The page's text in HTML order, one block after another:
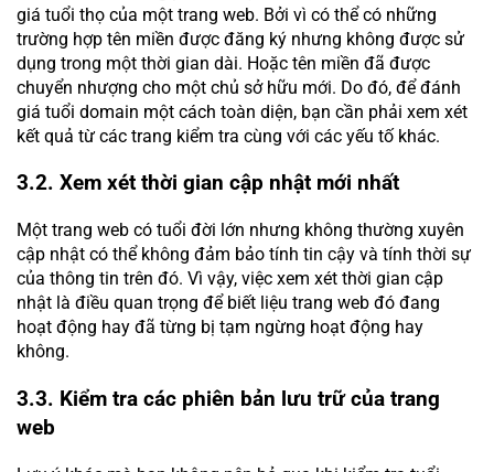
giá tuổi thọ của một trang web. Bởi vì có thể có những
trường hợp tên miền được đăng ký nhưng không được sử
dụng trong một thời gian dài. Hoặc tên miền đã được
chuyển nhượng cho một chủ sở hữu mới. Do đó, để đánh
giá tuổi domain một cách toàn diện, bạn cần phải xem xét
kết quả từ các trang kiểm tra cùng với các yếu tố khác.
3.2. Xem xét thời gian cập nhật mới nhất
Một trang web có tuổi đời lớn nhưng không thường xuyên
cập nhật có thể không đảm bảo tính tin cậy và tính thời sự
của thông tin trên đó. Vì vậy, việc xem xét thời gian cập
nhật là điều quan trọng để biết liệu trang web đó đang
hoạt động hay đã từng bị tạm ngừng hoạt động hay
không.
3.3. Kiểm tra các phiên bản lưu trữ của trang
web